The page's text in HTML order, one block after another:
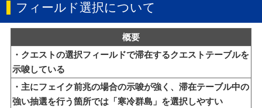
フィールド選択について
概要
・クエストの選択フィールドで滞在するクエストテーブルを
示唆している
・主にフェイク前兆の場合の示唆が強く、滞在テーブル中の
強い抽選を行う箇所では「寒冷群島」を選択しやすい